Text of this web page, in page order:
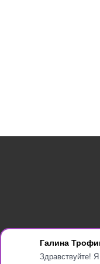
Галина
Здравствуйте!